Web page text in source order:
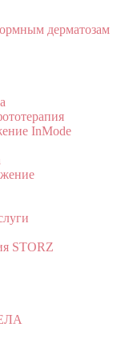
дерматозам
InMode
STORZ